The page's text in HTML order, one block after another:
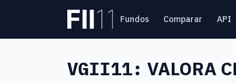
Pular para o conteúdo principal
Estatística FII
Fundos Comparar API
VGII11: VALORA